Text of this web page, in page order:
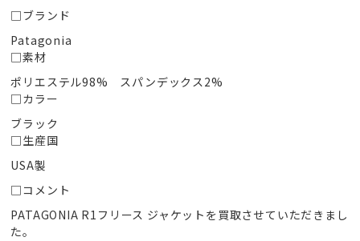
□ブランド
Patagonia
□素材
ポリエステル98% スパンデックス2%
□カラー
ブラック
□生産国
USA製
□コメント
PATAGONIA R1フリース ジャケットを買取させていただきまし
た。